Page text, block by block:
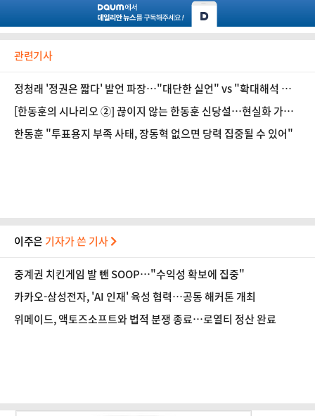
관련기사
정청래 '정권은 짧다' 발언 파장…"대단한 실언" vs "확대해석 금
지"
[한동훈의 시나리오 ②] 끊이지 않는 한동훈 신당설…현실화 가능
성은?
한동훈 "투표용지 부족 사태, 장동혁 없으면 당력 집중될 수 있어"
이주은 기자가 쓴 기사
중계권 치킨게임 발 뺀 SOOP…"수익성 확보에 집중"
카카오-삼성전자, 'AI 인재' 육성 협력…공동 해커톤 개최
위메이드, 액토즈소프트와 법적 분쟁 종료…로열티 정산 완료